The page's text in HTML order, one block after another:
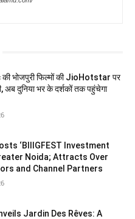
भोजपुरी फिल्मों की JioHotstar पर
अब दुनिया भर के दर्शकों तक पहुंचेगा
‘BIIIGFEST Investment
Noida; Attracts Over
and Channel Partners
Jardin Des Rêves: A